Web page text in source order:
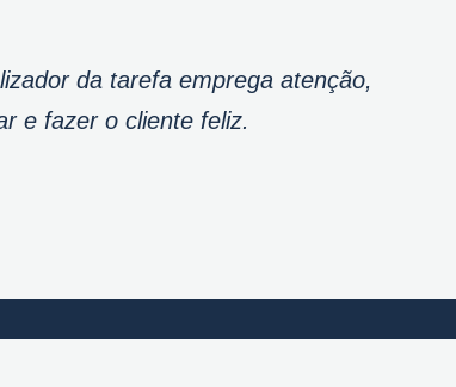
da tarefa emprega atenção,
e fazer o cliente feliz.